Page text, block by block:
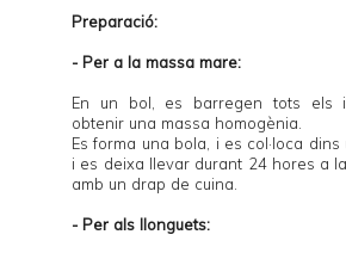
Preparació:
- Per a la massa mare:
En un bol, es barregen tots els
obtenir una massa homogènia.
Es forma una bola, i es col·loca
i es deixa llevar durant 24 hores a
amb un drap de cuina.
- Per als llonguets: